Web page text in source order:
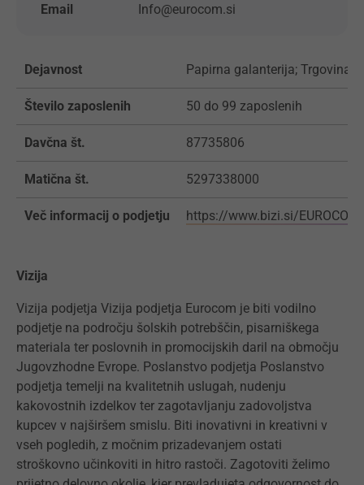
Email Info@eurocom.si
Dejavnost Papirna galanterija; Trgovina
Število zaposlenih 50 do 99 zaposlenih
Davčna št. 87735806
Matična št. 5297338000
Več informacij o podjetju https://www.bizi.si/EUROCOM-
Vizija
Vizija podjetja Vizija podjetja Eurocom je biti vodilno
podjetje na področju šolskih potrebščin, pisarniškega
materiala ter poslovnih in promocijskih daril na območju
Jugovzhodne Evrope. Poslanstvo podjetja Poslanstvo
podjetja temelji na kvalitetnih uslugah, nudenju
kakovostnih izdelkov ter zagotavljanju zadovoljstva
kupcev v najširšem smislu. Biti inovativni in kreativni v
vseh pogledih, z močnim prizadevanjem ostati
stroškovno učinkoviti in hitro rastoči. Zagotoviti želimo